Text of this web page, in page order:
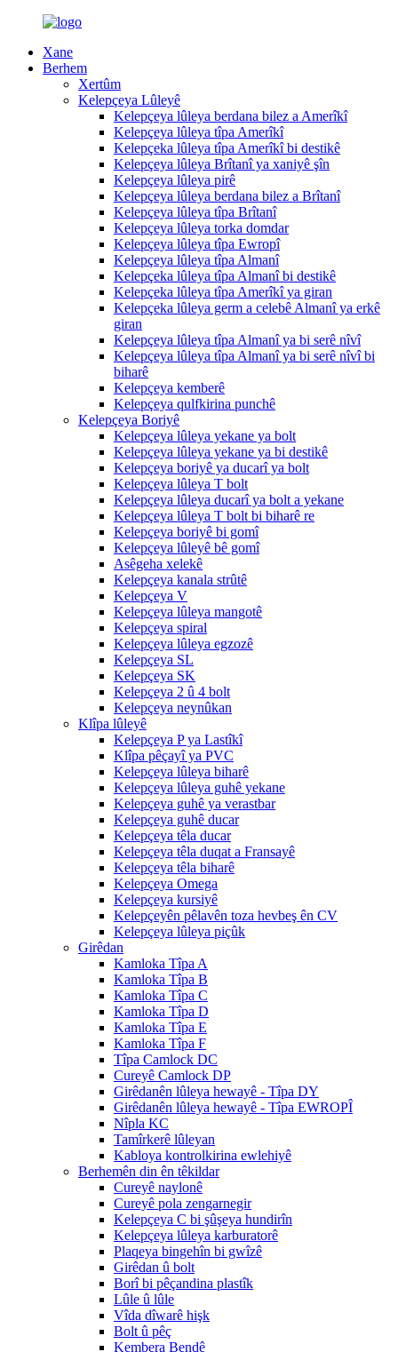
Xane
Berhem
Xertûm
Kelepçeya Lûleyê
Kelepçeya lûleya berdana bilez a Amerîkî
Kelepçeya lûleya tîpa Amerîkî
Kelepçeka lûleya tîpa Amerîkî bi destikê
Kelepçeya lûleya Brîtanî ya xaniyê şîn
Kelepçeya lûleya pirê
Kelepçeya lûleya berdana bilez a Brîtanî
Kelepçeya lûleya tîpa Brîtanî
Kelepçeya lûleya torka domdar
Kelepçeya lûleya tîpa Ewropî
Kelepçeya lûleya tîpa Almanî
Kelepçeka lûleya tîpa Almanî bi destikê
Kelepçeka lûleya tîpa Amerîkî ya giran
Kelepçeka lûleya germ a celebê Almanî ya erkê
giran
Kelepçeya lûleya tîpa Almanî ya bi serê nîvî
Kelepçeya lûleya tîpa Almanî ya bi serê nîvî bi
biharê
Kelepçeya kemberê
Kelepçeya qulfkirina punchê
Kelepçeya Boriyê
Kelepçeya lûleya yekane ya bolt
Kelepçeya lûleya yekane ya bi destikê
Kelepçeya boriyê ya ducarî ya bolt
Kelepçeya lûleya T bolt
Kelepçeya lûleya ducarî ya bolt a yekane
Kelepçeya lûleya T bolt bi biharê re
Kelepçeya boriyê bi gomî
Kelepçeya lûleyê bê gomî
Asêgeha xelekê
Kelepçeya kanala strûtê
Kelepçeya V
Kelepçeya lûleya mangotê
Kelepçeya spiral
Kelepçeya lûleya egzozê
Kelepçeya SL
Kelepçeya SK
Kelepçeya 2 û 4 bolt
Kelepçeya neynûkan
Klîpa lûleyê
Kelepçeya P ya Lastîkî
Klîpa pêçayî ya PVC
Kelepçeya lûleya biharê
Kelepçeya lûleya guhê yekane
Kelepçeya guhê ya verastbar
Kelepçeya guhê ducar
Kelepçeya têla ducar
Kelepçeya têla duqat a Fransayê
Kelepçeya têla biharê
Kelepçeya Omega
Kelepçeya kursiyê
Kelepçeyên pêlavên toza hevbeş ên CV
Kelepçeya lûleya piçûk
Girêdan
Kamloka Tîpa A
Kamloka Tîpa B
Kamloka Tîpa C
Kamloka Tîpa D
Kamloka Tîpa E
Kamloka Tîpa F
Tîpa Camlock DC
Cureyê Camlock DP
Girêdanên lûleya hewayê - Tîpa DY
Girêdanên lûleya hewayê - Tîpa EWROPÎ
Nîpla KC
Tamîrkerê lûleyan
Kabloya kontrolkirina ewlehiyê
Berhemên din ên têkildar
Cureyê naylonê
Cureyê pola zengarnegir
Kelepçeya C bi şûşeya hundirîn
Kelepçeya lûleya karburatorê
Plaqeya bingehîn bi gwîzê
Girêdan û bolt
Borî bi pêçandina plastîk
Lûle û lûle
Vîda dîwarê hişk
Bolt û pêç
Kembera Bendê